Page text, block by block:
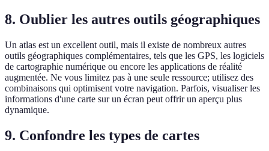
8. Oublier les autres outils géographiques
Un atlas est un excellent outil, mais il existe de nombreux autres
outils géographiques complémentaires, tels que les GPS, les logiciels
de cartographie numérique ou encore les applications de réalité
augmentée. Ne vous limitez pas à une seule ressource; utilisez des
combinaisons qui optimisent votre navigation. Parfois, visualiser les
informations d'une carte sur un écran peut offrir un aperçu plus
dynamique.
9. Confondre les types de cartes